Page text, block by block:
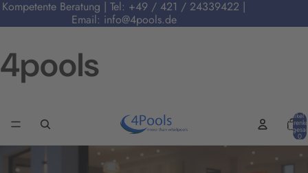
Kompetente Beratung | Tel: +49 / 421 / 24339422 |
Email: info@4pools.de
4pools
Artikel
0